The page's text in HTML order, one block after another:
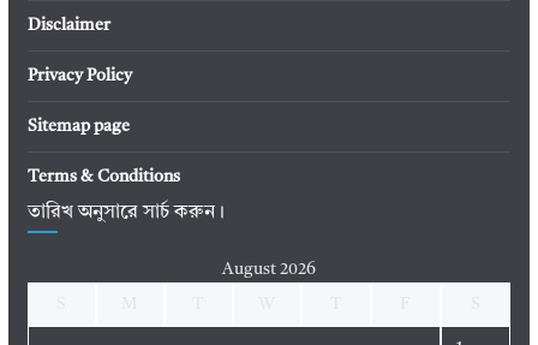
Disclaimer
Privacy Policy
Sitemap page
Terms & Conditions
তারিখ অনুসারে সার্চ করুন।
August 2026